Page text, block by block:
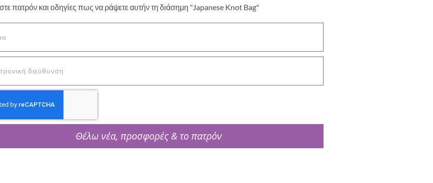
πατρόν και οδηγίες πως να ράψετε αυτήν τη διάσημη "Japanese Knot Bag"
Θέλω νέα, προσφορές & το πατρόν